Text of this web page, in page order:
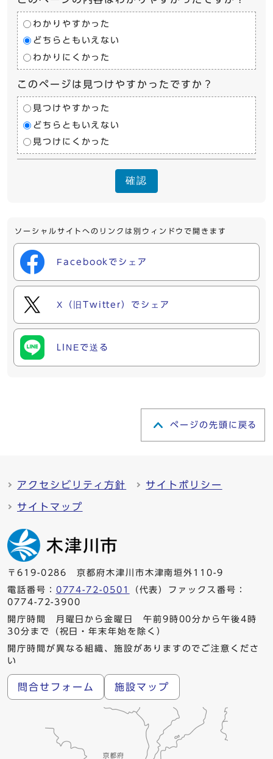
わかりやすかった
どちらともいえない
わかりにくかった
このページは見つけやすかったですか？
見つけやすかった
どちらともいえない
見つけにくかった
確認
ソーシャルサイトへのリンクは別ウィンドウで開きます
Facebookでシェア
X（旧Twitter）でシェア
LINEで送る
ページの先頭に戻る
アクセシビリティ方針 サイトポリシー
サイトマップ
〒619-0286 京都府木津川市木津南垣外110-9
電話番号： 0774-72-0501
（代表）ファックス番号：
0774-72-3900
開庁時間 月曜日から金曜日 午前9時00分から午後4時
30分まで（祝日・年末年始を除く）
開庁時間が異なる組織、施設がありますのでご注意くださ
い
問合せフォーム 施設マップ